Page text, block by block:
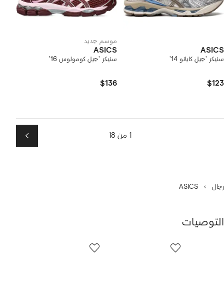
ASICS
سنيكر 'جيل كايانو 14'
$123
موسم جديد
ASICS
سنيكر 'جيل كومولوس 16'
$136
1 من 18 التالي
رجال ASICS
التوصيات